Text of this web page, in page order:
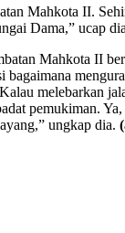
Mahkota II.
Dama,” ucap
Mahkota II
bagaimana
melebarkan
pemukiman.
ungkap dia.